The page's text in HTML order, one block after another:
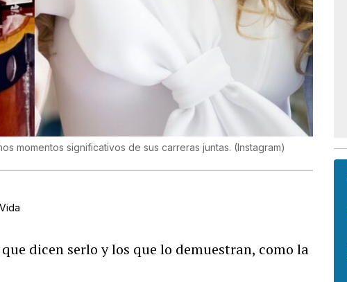
momentos significativos de sus carreras juntas. (Instagram)
dicen serlo y los que lo demuestran, como la